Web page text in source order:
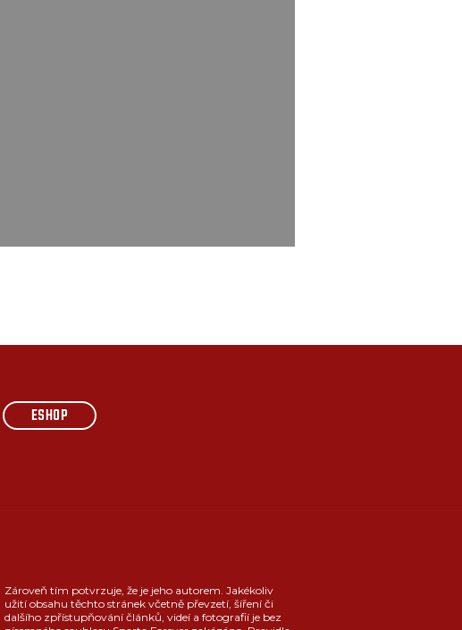
ESHOP
Zároveň tím potvrzuje, že je jeho autorem. Jakékoliv
užití obsahu těchto stránek včetně převzetí, šíření či
dalšího zpřístupňování článků, videí a fotografií je bez